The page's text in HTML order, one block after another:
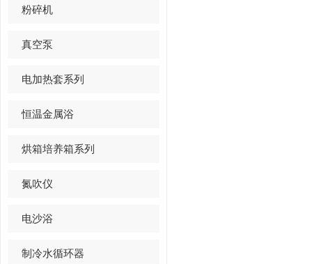
粉碎机
真空泵
电加热套系列
恒温金属浴
烘箱培养箱系列
氮吹仪
电沙浴
制冷水循环器